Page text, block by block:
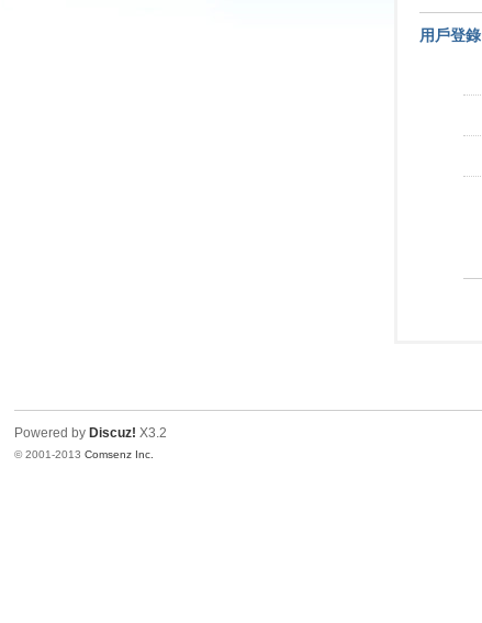
用戶登錄
Powered by Discuz! X3.2
© 2001-2013Comsenz Inc.